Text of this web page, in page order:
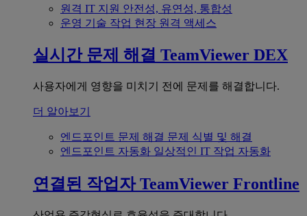
원격 IT 지원 안전성, 유연성, 통합성
운영 기술 작업 현장 원격 액세스
실시간 문제 해결 TeamViewer DEX
사용자에게 영향을 미치기 전에 문제를 해결합니다.
더 알아보기
엔드포인트 문제 해결 문제 식별 및 해결
엔드포인트 자동화 일상적인 IT 작업 자동화
연결된 작업자 TeamViewer Frontline